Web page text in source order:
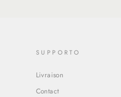
SUPPORTO
Livraison
Contact